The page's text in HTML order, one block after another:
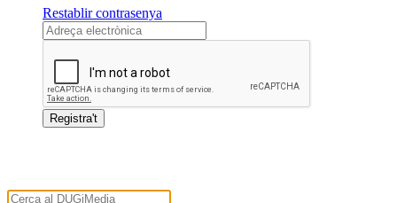
Restablir contrasenya